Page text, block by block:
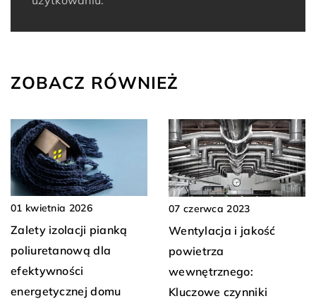
ZOBACZ RÓWNIEŻ
01 kwietnia 2026
Zalety izolacji pianką
poliuretanową dla
efektywności
energetycznej domu
07 czerwca 2023
Wentylacja i jakość
powietrza
wewnętrznego:
Kluczowe czynniki